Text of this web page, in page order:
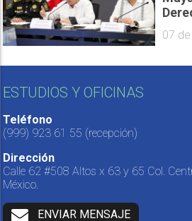
07
ESTUDIOS Y OFICINAS
Teléfono
(999) 923 61 55 (recepción)
Dirección
Calle 62 #508 Altos x 63 y 65 Col.
México.
ENVIAR MENSAJE